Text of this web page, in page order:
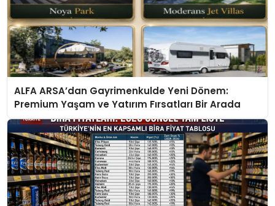
ALFA ARSA’dan Gayrimenkulde Yeni Dönem:
Premium Yaşam ve Yatırım Fırsatları Bir Arada